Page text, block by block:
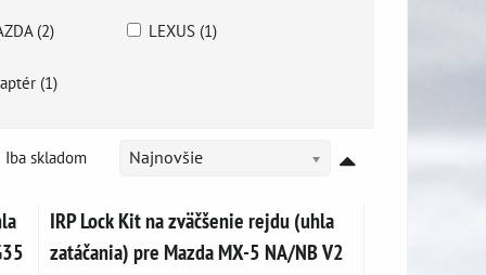
(2) LEXUS (1)
(1)
Najnovšie
Iba skladom
IRP Lock Kit na zväčšenie rejdu (uhla
zatáčania) pre Mazda MX-5 NA/NB V2